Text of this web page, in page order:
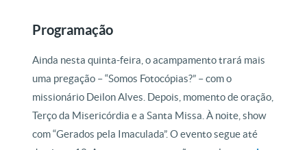
Programação
Ainda nesta quinta-feira, o acampamento trará mais
uma pregação – “Somos Fotocópias?” – com o
missionário Deilon Alves. Depois, momento de oração,
Terço da Misericórdia e a Santa Missa. À noite, show
com “Gerados pela Imaculada”. O evento segue até